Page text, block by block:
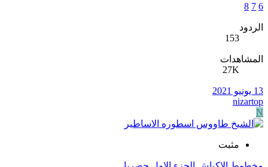
6
7
8
الردود
153
المشاهدات
27K
13 يونيو 2021
nizartop
N
مثبت